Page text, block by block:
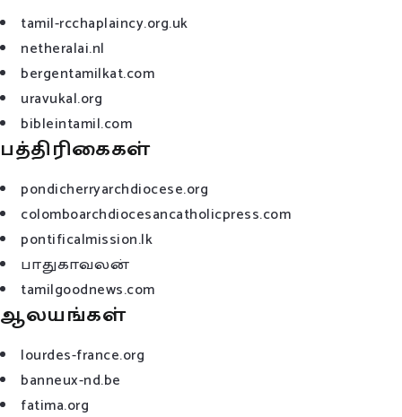
tamil-rcchaplaincy.org.uk
netheralai.nl
bergentamilkat.com
uravukal.org
bibleintamil.com
பத்திரிகைகள்
pondicherryarchdiocese.org
colomboarchdiocesancatholicpress.com
pontificalmission.lk
பாதுகாவலன்
tamilgoodnews.com
ஆலயங்கள்
lourdes-france.org
banneux-nd.be
fatima.org